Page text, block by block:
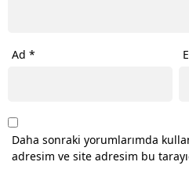
Ad *
Daha sonraki yorumlarımda
adresim ve site adresim bu